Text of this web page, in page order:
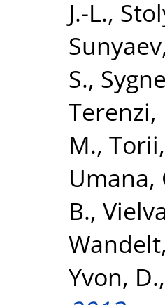
J.-L.,
S.,
Terenzi,
M.,
Umana,
B.,
Yvon, D.,